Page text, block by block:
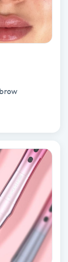
våra
Alla
inte kan för